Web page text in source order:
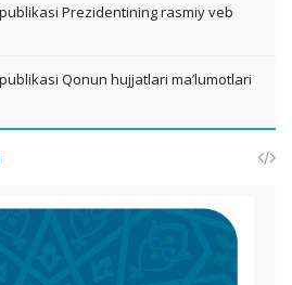
Prezidentining rasmiy veb
Qonun hujjatlari ma’lumotlari